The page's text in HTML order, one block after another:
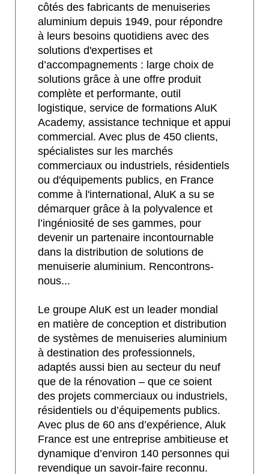
côtés des fabricants de menuiseries
aluminium depuis 1949, pour répondre
à leurs besoins quotidiens avec des
solutions d'expertises et
d’accompagnements : large choix de
solutions grâce à une offre produit
complète et performante, outil
logistique, service de formations AluK
Academy, assistance technique et appui
commercial. Avec plus de 450 clients,
spécialistes sur les marchés
commerciaux ou industriels, résidentiels
ou d'équipements publics, en France
comme à l'international, AluK a su se
démarquer grâce à la polyvalence et
l’ingéniosité de ses gammes, pour
devenir un partenaire incontournable
dans la distribution de solutions de
menuiserie aluminium. Rencontrons-
nous...
Le groupe AluK est un leader mondial
en matière de conception et distribution
de systèmes de menuiseries aluminium
à destination des professionnels,
adaptés aussi bien au secteur du neuf
que de la rénovation – que ce soient
des projets commerciaux ou industriels,
résidentiels ou d’équipements publics.
Avec plus de 60 ans d’expérience, Aluk
France est une entreprise ambitieuse et
dynamique d’environ 140 personnes qui
revendique un savoir-faire reconnu.